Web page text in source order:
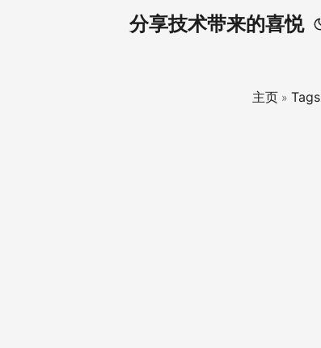
分享技术带来的喜悦
主页 » Tags